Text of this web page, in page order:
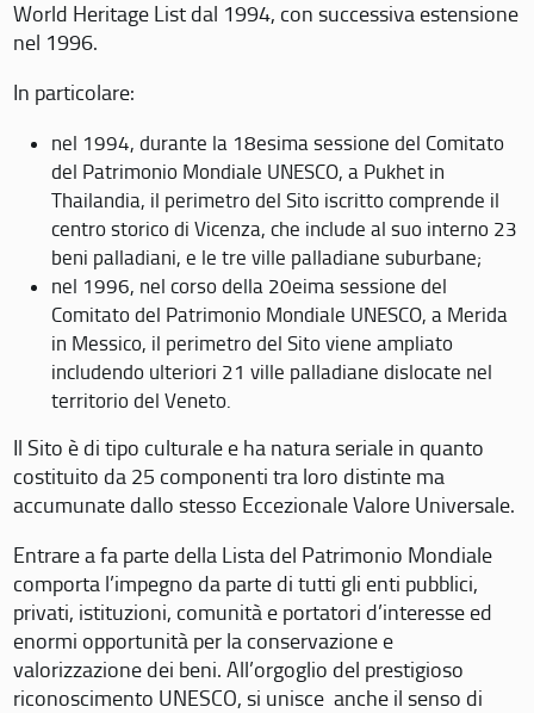
World Heritage List dal 1994, con successiva estensione
nel 1996.
In particolare:
nel 1994, durante la 18esima sessione del Comitato
del Patrimonio Mondiale UNESCO, a Pukhet in
Thailandia, il perimetro del Sito iscritto comprende il
centro storico di Vicenza, che include al suo interno 23
beni palladiani, e le tre ville palladiane suburbane;
nel 1996, nel corso della 20eima sessione del
Comitato del Patrimonio Mondiale UNESCO, a Merida
in Messico, il perimetro del Sito viene ampliato
includendo ulteriori 21 ville palladiane dislocate nel
territorio del Veneto.
Il Sito è di tipo culturale e ha natura seriale in quanto
costituito da 25 componenti tra loro distinte ma
accumunate dallo stesso Eccezionale Valore Universale.
Entrare a fa parte della Lista del Patrimonio Mondiale
comporta l’impegno da parte di tutti gli enti pubblici,
privati, istituzioni, comunità e portatori d’interesse ed
enormi opportunità per la conservazione e
valorizzazione dei beni. All’orgoglio del prestigioso
riconoscimento UNESCO, si unisce anche il senso di